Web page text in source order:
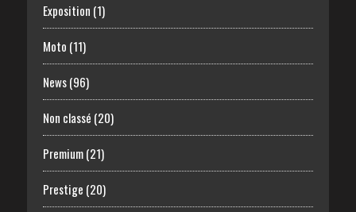
Exposition (1)
Moto (11)
News(96)
Non classé (20)
Premium(21)
Prestige (20)